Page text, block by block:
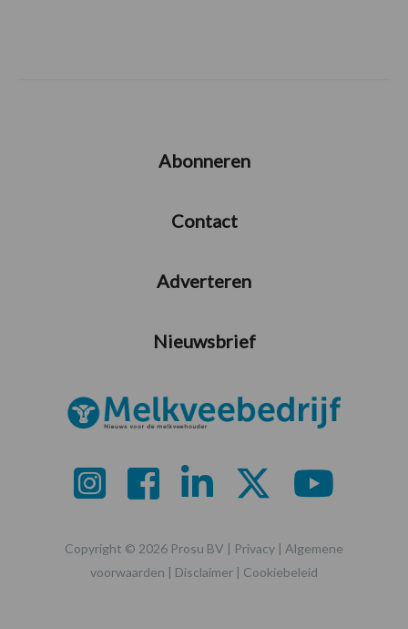
Abonneren
Contact
Adverteren
Nieuwsbrief
Copyright © 2026 Prosu BV | Privacy
Algemene
voorwaarden
Disclaimer Cookiebeleid